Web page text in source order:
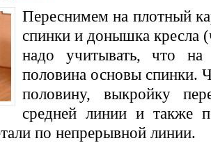
Переснимем на плотный
спинки и донышка
надо учитывать, что на
половина основы спинки.
половину, выкройку
средней линии и также
по непрерывной линии.